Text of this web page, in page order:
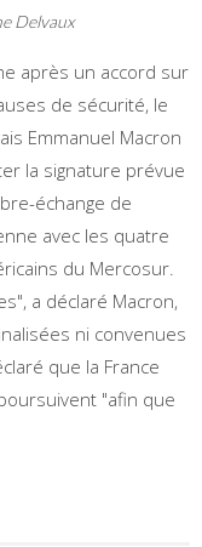
Delvaux
après un accord sur
de sécurité, le
Emmanuel Macron
la signature prévue
échange de
avec les quatre
du Mercosur.
a déclaré Macron,
ni convenues
que la France
"afin que